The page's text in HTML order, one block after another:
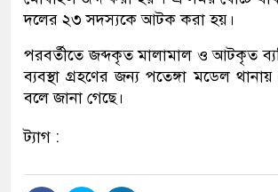
দলের ২৩ সদস্যকে আটক করা হয়।
পরবর্তীতে জব্দকৃত মালামাল ও আটকৃত
ব্যবস্থা গ্রহণের জন্য পতেঙ্গা মডেল থানায়
বলে জানা গেছে।
ট্যাগ :